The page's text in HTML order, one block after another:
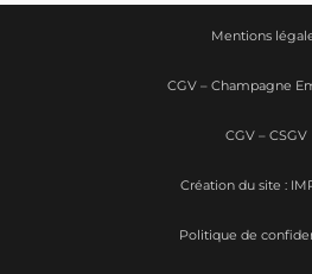
Mentions
CGV – Champagne
CGV – CSGV
Politique de
Création du site :